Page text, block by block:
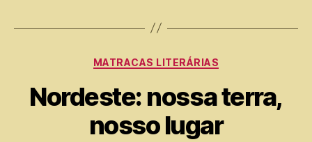
MATRACAS LITERÁRIAS
Nordeste: nossa terra,
nosso lugar